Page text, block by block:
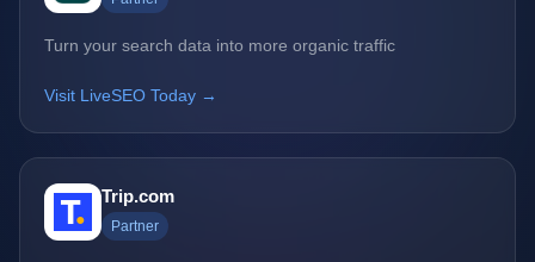
Turn your search data into more organic traffic
Visit LiveSEO Today →
Trip.com
Partner